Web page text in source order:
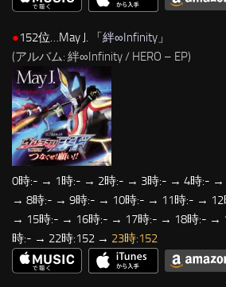
●152位…May J. 「絆∞Infinity 」
(アルバム: 絆∞Infinity / HERO – EP)
0時:- → 1時:- → 2時:- → 3時:- → 4時:-
→ 8時:- → 9時:- → 10時:- → 11時:- →
→ 15時:- → 16時:- → 17時:- → 18時:- →
時:- → 22時:152 → 23時:152